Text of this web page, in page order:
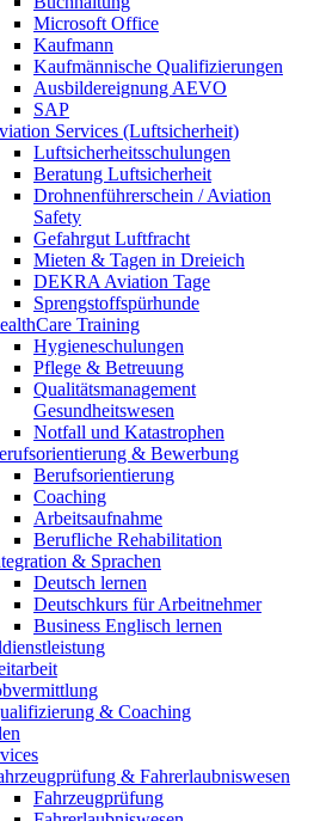
Microsoft Office
Kaufmann
Kaufmännische Qualifizierungen
Ausbildereignung AEVO
SAP
Services (Luftsicherheit)
Luftsicherheitsschulungen
Beratung Luftsicherheit
Drohnenführerschein / Aviation
Safety
Gefahrgut Luftfracht
Mieten & Tagen in Dreieich
DEKRA Aviation Tage
Sprengstoffspürhunde
Training
Hygieneschulungen
Pflege & Betreuung
Qualitätsmanagement
Gesundheitswesen
Notfall und Katastrophen
& Bewerbung
Berufsorientierung
Coaching
Arbeitsaufnahme
Berufliche Rehabilitation
& Sprachen
Deutsch lernen
Deutschkurs für Arbeitnehmer
Business Englisch lernen
& Coaching
& Fahrerlaubniswesen
Fahrzeugprüfung